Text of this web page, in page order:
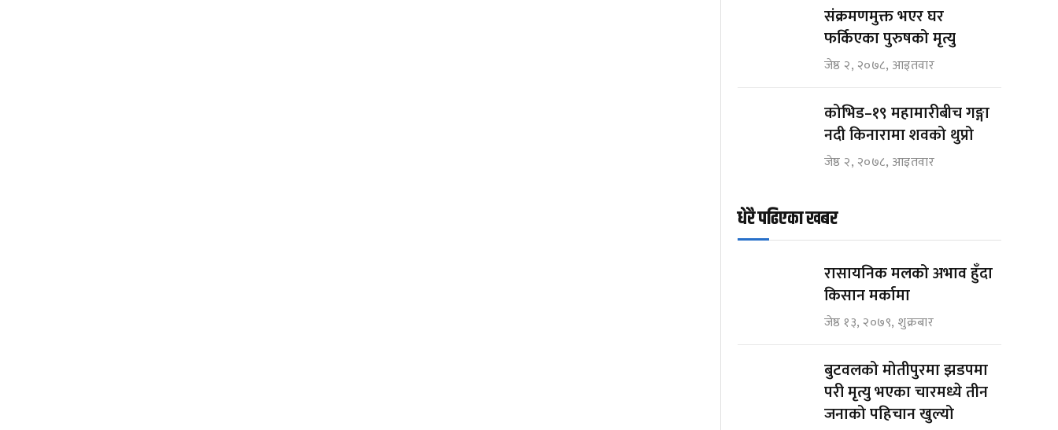
संक्रमणमुक्त भएर घर
फर्किएका पुरुषको मृत्यु
जेष्ठ २, २०७८, आइतवार
कोभिड–१९ महामारीबीच गङ्गा
नदी किनारामा शवको थुप्रो
जेष्ठ २, २०७८, आइतवार
धेरै पढिएका खबर
रासायनिक मलको अभाव हुँदा
किसान मर्कामा
जेष्ठ १३, २०७९, शुक्रबार
बुटवलको मोतीपुरमा झडपमा
परी मृत्यु भएका चारमध्ये तीन
जनाको पहिचान खुल्यो